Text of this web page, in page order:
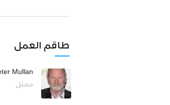
طاقم العمل
Mullan
ممثل